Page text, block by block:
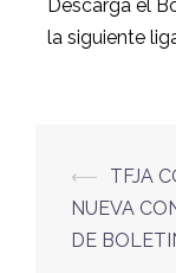
Descarga el
la siguiente
⟵
TFJA
NUEVA
DE